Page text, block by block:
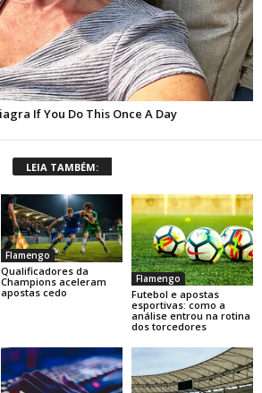
LEIA TAMBÉM:
Flamengo
Qualificadores da
Champions aceleram
apostas cedo
Flamengo
Futebol e apostas
esportivas: como a
análise entrou na rotina
dos torcedores